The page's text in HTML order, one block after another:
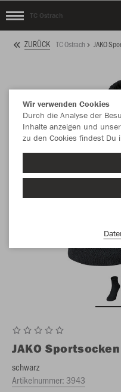
TC Ostrach
ZURÜCK TC Ostrach JAKO
JAKO
schwarz
Artikelnummer:3943
Wir verwenden Cookies
Durch die Analyse der
Inhalte anzeigen und
zu den Cookies findest Du